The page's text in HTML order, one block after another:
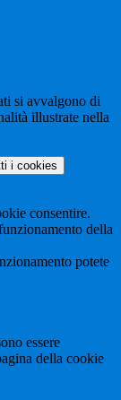
si avvalgono di
illustrate nella
i cookies
consentire.
della
potete
essere
della cookie